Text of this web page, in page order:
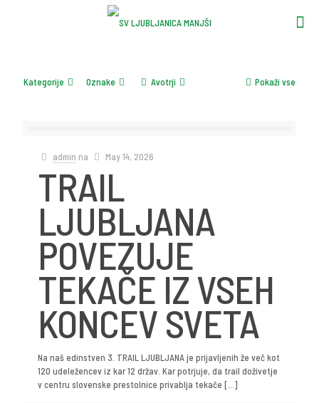
Kategorije Oznake Avotrji Pokaži vse
admin na May 14, 2026
TRAIL
LJUBLJANA
POVEZUJE
TEKAČE IZ VSEH
KONCEV SVETA
Na naš edinstven 3. TRAIL LJUBLJANA je prijavljenih že več kot
120 udeležencev iz kar 12 držav. Kar potrjuje, da trail doživetje
v centru slovenske prestolnice privablja tekače […]